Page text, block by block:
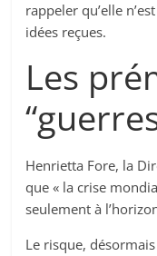
rappeler qu’elle
idées reçues.
Les
Henrietta Fore, la
que « la crise
seulement à
Le risque,